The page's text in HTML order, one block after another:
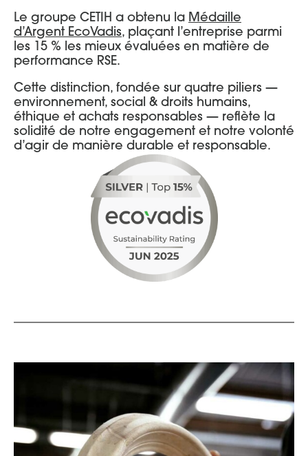
Le groupe CETIH a obtenu la Médaille
d’Argent EcoVadis, plaçant l’entreprise parmi
les 15 % les mieux évaluées en matière de
performance RSE.
Cette distinction, fondée sur quatre piliers —
environnement, social & droits humains,
éthique et achats responsables — reflète la
solidité de notre engagement et notre volonté
d’agir de manière durable et responsable.